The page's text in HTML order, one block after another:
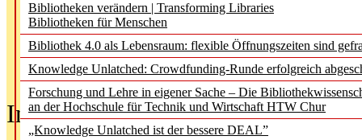
Bibliotheken verändern | Transforming Libraries
Bibliotheken für Menschen
Bibliothek 4.0 als Lebensraum: flexible Öffnungszeiten sind
Knowledge Unlatched: Crowdfunding-Runde erfolgreich
Forschung und Lehre in eigener Sache – Die
an der Hochschule für Technik und Wirtschaft HTW Chur
„Knowledge Unlatched ist der bessere DEAL”
In der Ausgabe06/2026(August